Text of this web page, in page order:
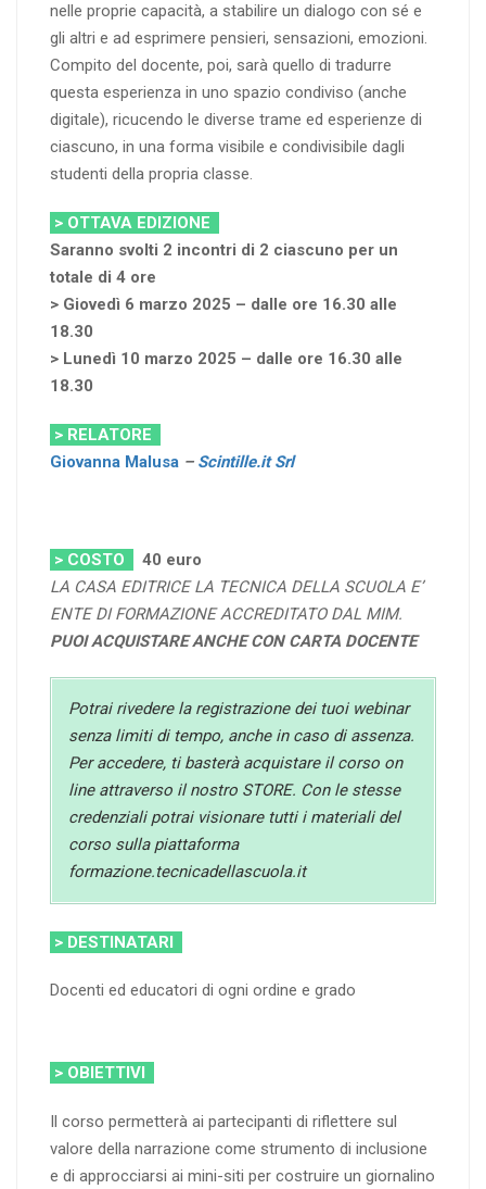
nelle proprie capacità, a stabilire un dialogo con sé e
gli altri e ad esprimere pensieri, sensazioni, emozioni.
Compito del docente, poi, sarà quello di tradurre
questa esperienza in uno spazio condiviso (anche
digitale), ricucendo le diverse trame ed esperienze di
ciascuno, in una forma visibile e condivisibile dagli
studenti della propria classe.
> OTTAVA EDIZIONE
Saranno svolti 2 incontri di 2 ciascuno per un
totale di 4 ore
> Giovedì 6 marzo 2025 – dalle ore 16.30 alle
18.30
> Lunedì 10 marzo 2025 – dalle ore 16.30 alle
18.30
> RELATORE
Giovanna Malusa – Scintille.it Srl
> COSTO 40 euro
LA CASA EDITRICE LA TECNICA DELLA SCUOLA E’
ENTE DI FORMAZIONE ACCREDITATO DAL MIM.
PUOI ACQUISTARE ANCHE CON CARTA DOCENTE
Potrai rivedere la registrazione dei tuoi webinar
senza limiti di tempo, anche in caso di assenza.
Per accedere, ti basterà acquistare il corso on
line attraverso il nostro STORE. Con le stesse
credenziali potrai visionare tutti i materiali del
corso sulla piattaforma
formazione.tecnicadellascuola.it
> DESTINATARI
Docenti ed educatori di ogni ordine e grado
> OBIETTIVI
Il corso permetterà ai partecipanti di riflettere sul
valore della narrazione come strumento di inclusione
e di approcciarsi ai mini-siti per costruire un giornalino